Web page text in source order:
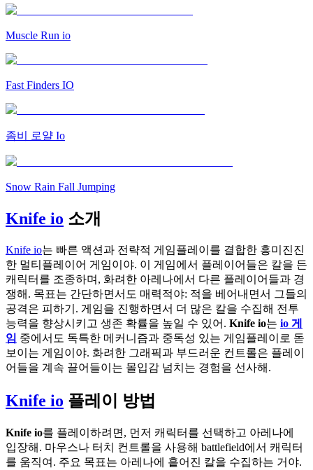
Muscle Run io
Fast Finders IO
좀비 로얄 Io
Snow Rain Fall Jumping
Knife io 소개
Knife io는 빠른 액션과 전략적 게임플레이를 결합한 흥미진진
한 멀티플레이어 게임이야. 이 게임에서 플레이어들은 칼을 든
캐릭터를 조종하며, 화려한 아레나에서 다른 플레이어들과 경
쟁해. 목표는 간단하면서도 매력적야: 적을 베어내면서 그들의
공격은 피하기. 게임을 진행하면서 더 많은 칼을 수집해 전투
능력을 향상시키고 생존 확률을 높일 수 있어. Knife io는 io 게
임 중에서도 독특한 메커니즘과 중독성 있는 게임플레이로 돋
보이는 게임이야. 화려한 그래픽과 부드러운 컨트롤은 플레이
어들을 계속 끌어들이는 몰입감 넘치는 경험을 선사해.
Knife io 플레이 방법
Knife io를 플레이하려면, 먼저 캐릭터를 선택하고 아레나에
입장해. 마우스나 터치 컨트롤을 사용해 battlefield에서 캐릭터
를 움직여. 주요 목표는 아레나에 흩어진 칼을 수집하는 거야.